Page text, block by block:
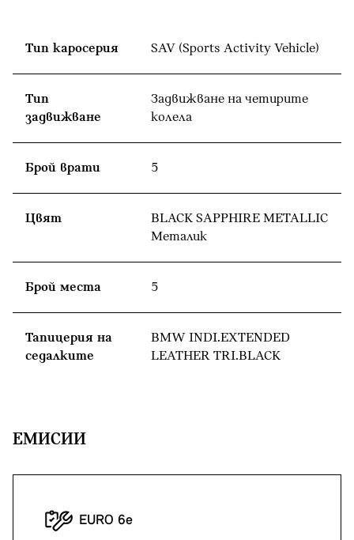
Тип каросерия SAV (Sports Activity Vehicle)
Тип
задвижване
Задвижване на четирите
колела
Брой врати 5
Цвят
BLACK SAPPHIRE METALLIC
Meталик
Брой места 5
Тапицерия на
седалките
BMW INDI.EXTENDED
LEATHER TRI.BLACK
EМИСИИ
EURO 6e